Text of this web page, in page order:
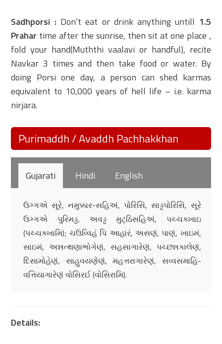
Sadhporsi : Don’t eat or drink anything untill 1.5
Prahar time after the sunrise, then sit at one place ,
fold your hand(Muththi vaalavi or handful), recite
Navkar 3 times and then take food or water. By
doing Porsi one day, a person can shed karmas
equivalent to 10,000 years of hell life – i.e. karma
nirjara.
Purimaddh / Avaddh Pachhakkhan
Gujarati Hindi English
ઉગ્ગએ સૂરે, નમુક્કાર-સહિઅં, પોરિસિં, સાડ્ઢપોરિસિં, સૂરે
ઉગ્ગએ પુરિમડ્ઢ, અવડ્ઢ મુટ્ઠિસહિઅં, પચ્ચક્ખાઇ
(પચ્ચક્ખામિ); ચઉવ્વિહં પિ આહારં, અસણં, પાણં, ખાઇમં,
સાઇમં, અન્નત્થણાભોગેણં, સહસાગારેણં, પચ્છન્નકાલેણં,
દિસામોહેણં, સાહુવયણેણં, મહત્તરાગારેણં, સવ્વસમાહિ-
વત્તિયાગારેણં વોસિરઈ (વોસિરામિ).
Details: